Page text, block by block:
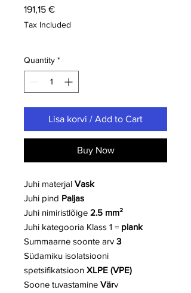
191,15 €Price
Tax Included
Quantity *
Lisa korvi / Add to Cart
Buy Now
Juhi materjal Vask
Juhi pind Paljas
Juhi nimiristlõige 2.5 mm²
Juhi kategooria Klass 1 = plank
Summaarne soonte arv 3
Südamiku isolatsiooni
spetsifikatsioon XLPE (VPE)
Soone tuvastamine Värv